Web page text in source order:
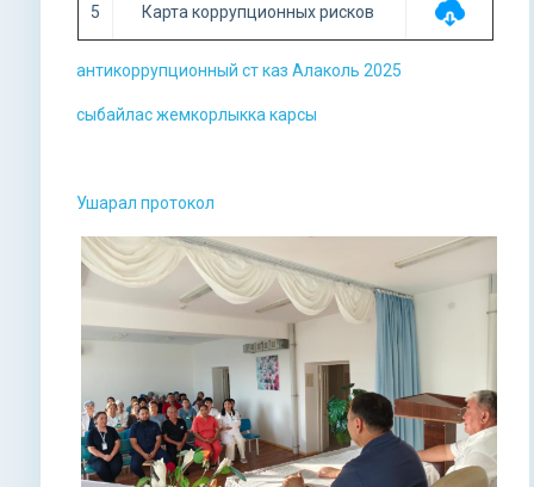
5
Карта коррупционных рисков
антикоррупционный ст каз Алаколь 2025
сыбайлас жемкорлыкка карсы
Ушарал протокол